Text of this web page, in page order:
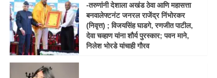
-तरुणांनी देशाला अखंड ठेवा आणि महासत्ता
बनवालेफ्टनंट जनरल राजेंद्र निंभोरकर
(निवृत्त) ; विजयसिंह घाडगे, रणजीत पाटील,
देवा चव्हाण यांना शौर्य पुरस्कार; पवन माने,
निलेश भोरडे यांचाही गौरव